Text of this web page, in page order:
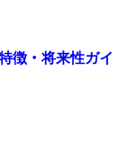
徴・将来性ガイ